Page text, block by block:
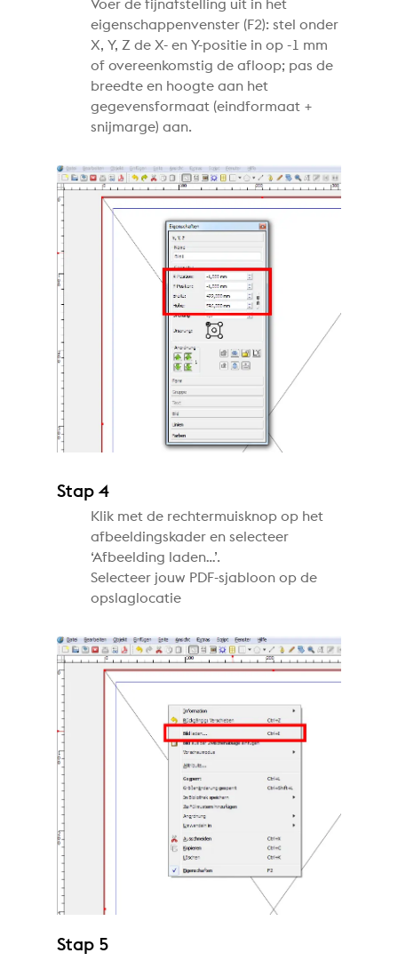
Voer de fijnafstelling uit in het
eigenschappenvenster (F2): stel onder
X, Y, Z de X- en Y-positie in op -1 mm
of overeenkomstig de afloop; pas de
breedte en hoogte aan het
gegevensformaat (eindformaat +
snijmarge) aan.
Stap 4
Klik met de rechtermuisknop op het
afbeeldingskader en selecteer
‘Afbeelding laden…’.
Selecteer jouw PDF-sjabloon op de
opslaglocatie
Stap 5